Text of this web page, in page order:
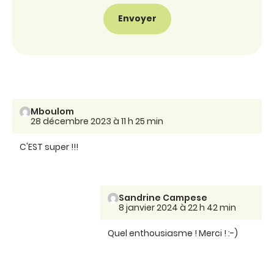
Mboulom
28 décembre 2023 à 11 h 25 min
C'EST super !!!
Sandrine Campese
8 janvier 2024 à 22 h 42 min
Quel enthousiasme ! Merci ! :-)